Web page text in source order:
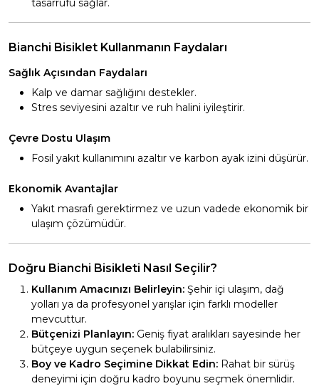
tasarrufu sağlar.
Bianchi Bisiklet Kullanmanın Faydaları
Sağlık Açısından Faydaları
Kalp ve damar sağlığını destekler.
Stres seviyesini azaltır ve ruh halini iyileştirir.
Çevre Dostu Ulaşım
Fosil yakıt kullanımını azaltır ve karbon ayak izini düşürür.
Ekonomik Avantajlar
Yakıt masrafı gerektirmez ve uzun vadede ekonomik bir
ulaşım çözümüdür.
Doğru Bianchi Bisikleti Nasıl Seçilir?
Kullanım Amacınızı Belirleyin: Şehir içi ulaşım, dağ
yolları ya da profesyonel yarışlar için farklı modeller
mevcuttur.
Bütçenizi Planlayın: Geniş fiyat aralıkları sayesinde her
bütçeye uygun seçenek bulabilirsiniz.
Boy ve Kadro Seçimine Dikkat Edin: Rahat bir sürüş
deneyimi için doğru kadro boyunu seçmek önemlidir.